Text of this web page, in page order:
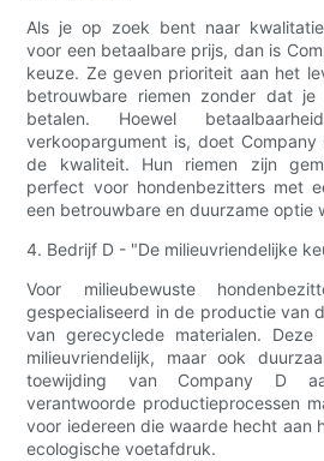
Als je op zoek bent naar
voor een betaalbare prijs, dan is
keuze. Ze geven prioriteit aan het
betrouwbare riemen zonder dat
betalen. Hoewel
verkoopargument is, doet Company
de kwaliteit. Hun riemen zijn
perfect voor hondenbezitters met
een betrouwbare en duurzame optie
4. Bedrijf D - "De milieuvriendelijke
Voor milieubewuste
gespecialiseerd in de productie van
van gerecyclede materialen.
milieuvriendelijk, maar ook
toewijding van Company D
verantwoorde productieprocessen
voor iedereen die waarde hecht aan
ecologische voetafdruk.